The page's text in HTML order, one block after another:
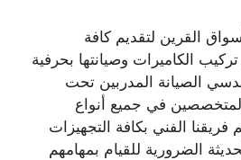
القرين لتقديم كافة
الكاميرات وصيانتها بحرفية
الصيانة المدربين تحت
في جميع أنواع
فريقنا الفني بكافة التجهيزات
الضرورية للقيام بمهامهم